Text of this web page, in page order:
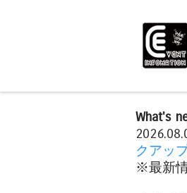
What's
クアッ
※最新情